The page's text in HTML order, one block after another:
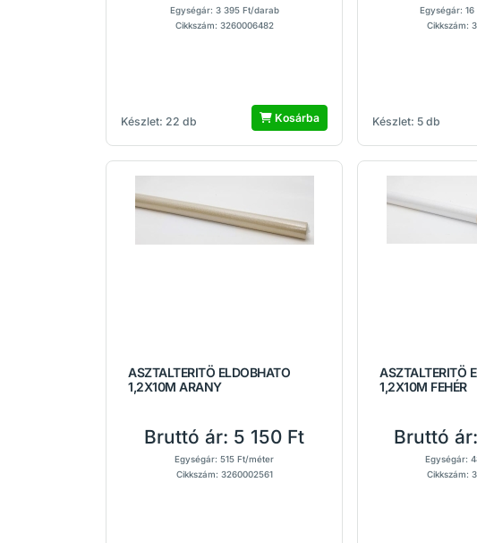
Készlet: 22 db
Egységár: 3 395 Ft/darab
Cikkszám: 3260006482
Kosárba Készlet: 5 db
Egységár:
Cikkszám:
ASZTALTERITÖ ELDOBHATO
1,2X10M ARANY
Bruttó ár: 5 150 Ft
Egységár: 515 Ft/méter
Cikkszám: 3260002561
ASZTALTERITÖ
1,2X10M FEHÉR
Bruttó ár:
Egységár:
Cikkszám: